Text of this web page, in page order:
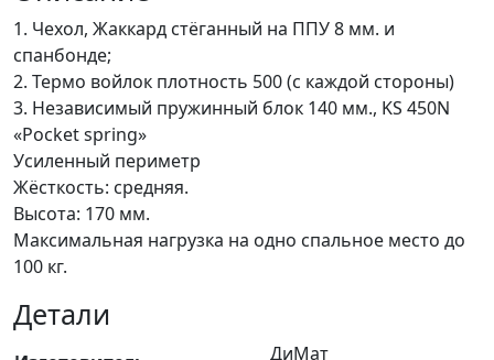
1. Чехол, Жаккард стёганный на ППУ 8 мм. и
спанбонде;
2. Термо войлок плотность 500 (с каждой стороны)
3. Независимый пружинный блок 140 мм., KS 450N
«Pocket spring»
Усиленный периметр
Жёсткость: средняя.
Высота: 170 мм.
Максимальная нагрузка на одно спальное место до
100 кг.
Детали
ДиМат